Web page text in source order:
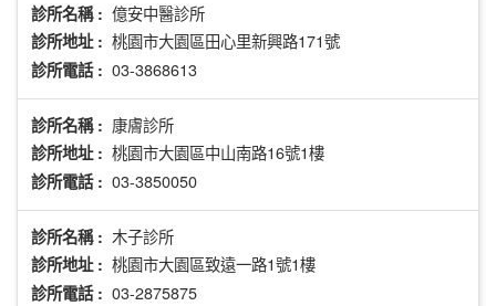
診所名稱 : 億安中醫診所
診所地址 : 桃園市大園區田心里新興路171號
診所電話 : 03-3868613
診所名稱 : 康膚診所
診所地址 : 桃園市大園區中山南路16號1樓
診所電話 : 03-3850050
診所名稱 : 木子診所
診所地址 : 桃園市大園區致遠一路1號1樓
診所電話 : 03-2875875